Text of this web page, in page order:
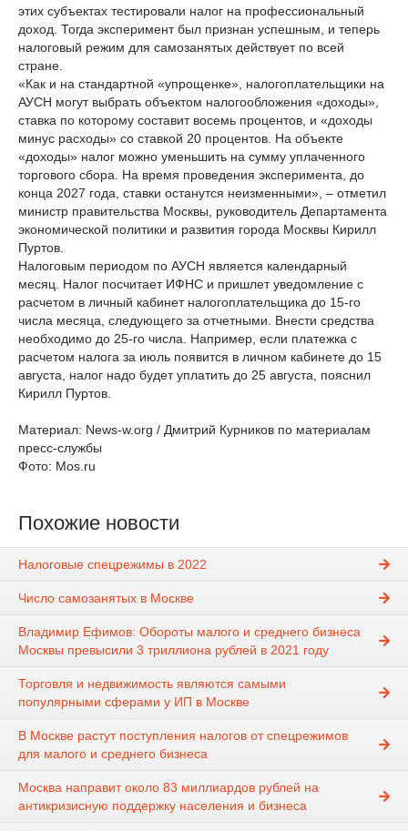
этих субъектах тестировали налог на профессиональный
доход. Тогда эксперимент был признан успешным, и теперь
налоговый режим для самозанятых действует по всей
стране.
«Как и на стандартной «упрощенке», налогоплательщики на
АУСН могут выбрать объектом налогообложения «доходы»,
ставка по которому составит восемь процентов, и «доходы
минус расходы» со ставкой 20 процентов. На объекте
«доходы» налог можно уменьшить на сумму уплаченного
торгового сбора. На время проведения эксперимента, до
конца 2027 года, ставки останутся неизменными», – отметил
министр правительства Москвы, руководитель Департамента
экономической политики и развития города Москвы Кирилл
Пуртов.
Налоговым периодом по АУСН является календарный
месяц. Налог посчитает ИФНС и пришлет уведомление с
расчетом в личный кабинет налогоплательщика до 15-го
числа месяца, следующего за отчетными. Внести средства
необходимо до 25-го числа. Например, если платежка с
расчетом налога за июль появится в личном кабинете до 15
августа, налог надо будет уплатить до 25 августа, пояснил
Кирилл Пуртов.
Материал: News-w.org / Дмитрий Курников по материалам
пресс-службы
Фото: Mos.ru
Похожие новости
Налоговые спецрежимы в 2022
Число самозанятых в Москве
Владимир Ефимов: Обороты малого и среднего бизнеса
Москвы превысили 3 триллиона рублей в 2021 году
Торговля и недвижимость являются самыми
популярными сферами у ИП в Москве
В Москве растут поступления налогов от спецрежимов
для малого и среднего бизнеса
Москва направит около 83 миллиардов рублей на
антикризисную поддержку населения и бизнеса